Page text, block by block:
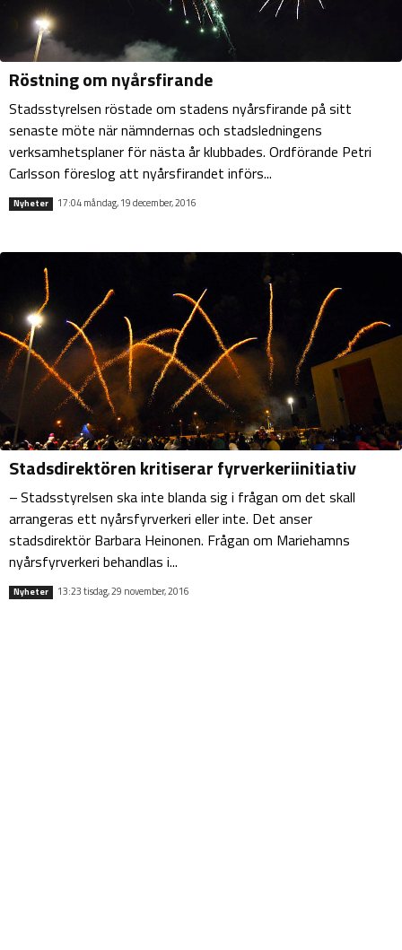
Röstning om nyårsfirande
Stadsstyrelsen röstade om stadens nyårsfirande på sitt
senaste möte när nämndernas och stadsledningens
verksamhetsplaner för nästa år klubbades. Ordförande Petri
Carlsson föreslog att nyårsfirandet införs...
Nyheter 17:04 måndag, 19 december, 2016
Stadsdirektören kritiserar fyrverkeriinitiativ
– Stadsstyrelsen ska inte blanda sig i frågan om det skall
arrangeras ett nyårsfyrverkeri eller inte. Det anser
stadsdirektör Barbara Heinonen. Frågan om Mariehamns
nyårsfyrverkeri behandlas i...
Nyheter 13:23 tisdag, 29 november, 2016